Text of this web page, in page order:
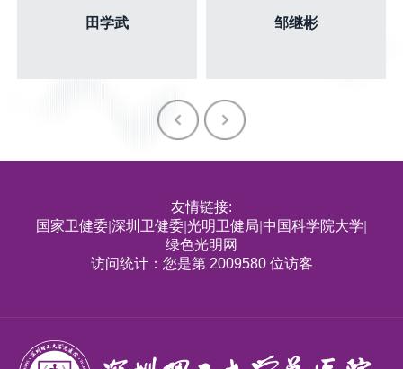
田学武 邹继彬
友情链接:
国家卫健委 深圳卫健委 光明卫健局 中国科学院大学
绿色光明网
访问统计：您是第 2009580 位访客